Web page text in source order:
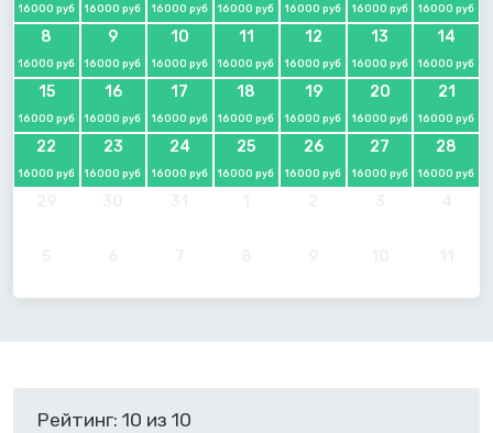
16000 руб 16000 руб 16000 руб 16000 руб 16000 руб 16000 руб 16000 руб
8
16000 руб
9
16000 руб
10
16000 руб
11
16000 руб
12
16000 руб
13
16000 руб
14
16000 руб
15
16000 руб
16
16000 руб
17
16000 руб
18
16000 руб
19
16000 руб
20
16000 руб
21
16000 руб
22
16000 руб
23
16000 руб
24
16000 руб
25
16000 руб
26
16000 руб
27
16000 руб
28
16000 руб
Рейтинг: 10 из 10